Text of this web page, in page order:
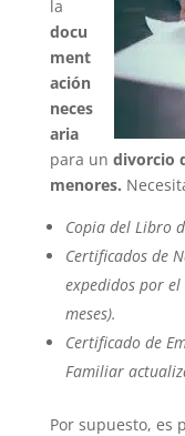
la
docu
ment
ación
neces
aria
para un divorcio
menores.
Copia del Libro
Certificados de
expedidos por el
meses).
Certificado de
Familiar
Por supuesto, es